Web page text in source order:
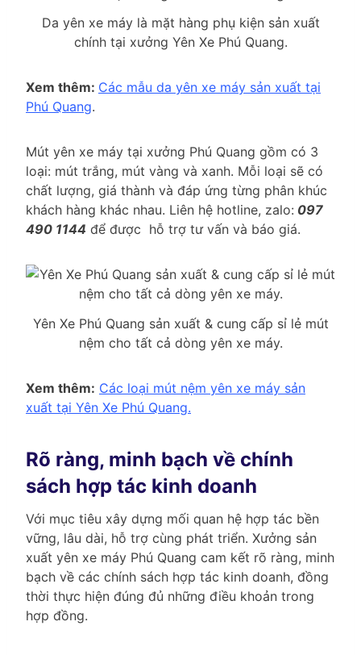
Da yên xe máy là mặt hàng phụ kiện sản xuất
chính tại xưởng Yên Xe Phú Quang.
Xem thêm: Các mẫu da yên xe máy sản xuất tại
Phú Quang.
Mút yên xe máy tại xưởng Phú Quang gồm có 3
loại: mút trắng, mút vàng và xanh. Mỗi loại sẽ có
chất lượng, giá thành và đáp ứng từng phân khúc
khách hàng khác nhau. Liên hệ hotline, zalo: 097
490 1144 để được hỗ trợ tư vấn và báo giá.
Yên Xe Phú Quang sản xuất & cung cấp sỉ lẻ mút
nệm cho tất cả dòng yên xe máy.
Xem thêm: Các loại mút nệm yên xe máy sản
xuất tại Yên Xe Phú Quang.
Rõ ràng, minh bạch về chính
sách hợp tác kinh doanh
Với mục tiêu xây dựng mối quan hệ hợp tác bền
vững, lâu dài, hỗ trợ cùng phát triển. Xưởng sản
xuất yên xe máy Phú Quang cam kết rõ ràng, minh
bạch về các chính sách hợp tác kinh doanh, đồng
thời thực hiện đúng đủ những điều khoản trong
hợp đồng.